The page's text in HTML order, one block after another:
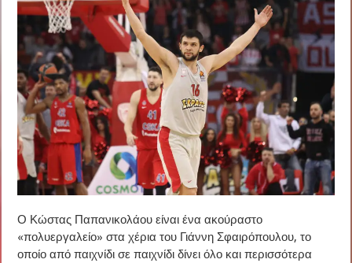
Ο Κώστας Παπανικολάου είναι ένα ακούραστο
«πολυεργαλείο» στα χέρια του Γιάννη Σφαιρόπουλου, το
οποίο από παιχνίδι σε παιχνίδι δίνει όλο και περισσότερα